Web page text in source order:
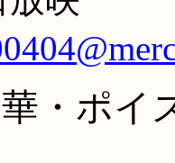
・ポイ